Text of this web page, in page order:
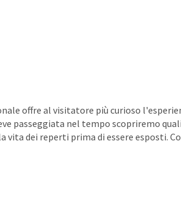
offre al visitatore più curioso
passeggiata nel tempo scopriremo quali
dei reperti prima di essere esposti.